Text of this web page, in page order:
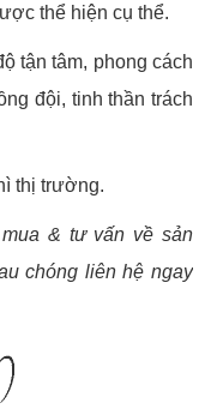
thể hiện cụ thể.
tận tâm, phong cách
đội, tinh thần trách
thị trường.
& tư vấn về sản
chóng liên hệ ngay